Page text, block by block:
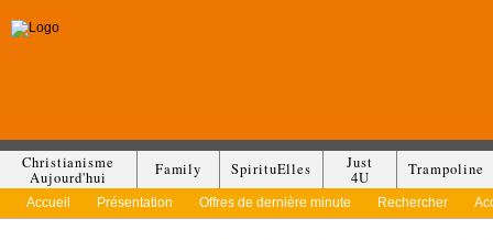
Christianisme
Aujourd'hui
Family SpirituElles
Just
4U
Trampoline
Accueil Présentation Offres de dernière minute Rechercher